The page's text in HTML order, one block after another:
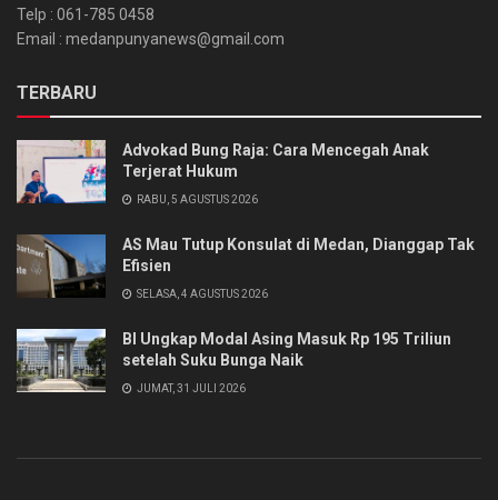
Telp : 061-785 0458
Email : medanpunyanews@gmail.com
TERBARU
Advokad Bung Raja: Cara Mencegah Anak
Terjerat Hukum
RABU, 5 AGUSTUS 2026
AS Mau Tutup Konsulat di Medan, Dianggap Tak
Efisien
SELASA, 4 AGUSTUS 2026
BI Ungkap Modal Asing Masuk Rp 195 Triliun
setelah Suku Bunga Naik
JUMAT, 31 JULI 2026